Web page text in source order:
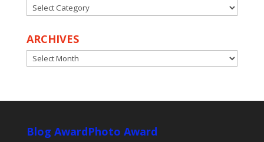
CATEGORIES
ARCHIVES
ARCHIVES
Blog AwardPhoto Award